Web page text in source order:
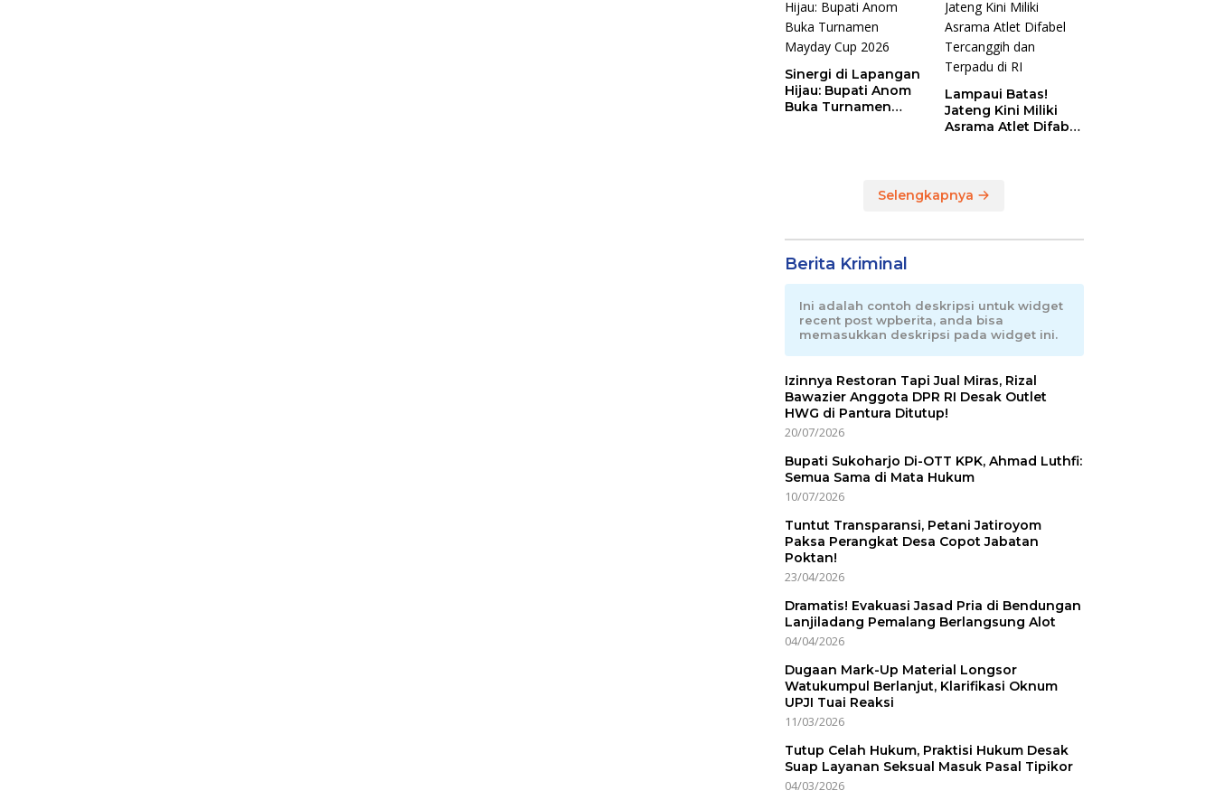
Sinergi di Lapangan
Hijau: Bupati Anom
Buka Turnamen
Lampaui Batas!
Jateng Kini Miliki
Asrama Atlet Difabel
Selengkapnya
Berita Kriminal
Ini adalah contoh deskripsi untuk widget
recent post wpberita, anda bisa
memasukkan deskripsi pada widget ini.
Izinnya Restoran Tapi Jual Miras, Rizal
Bawazier Anggota DPR RI Desak Outlet
HWG di Pantura Ditutup!
20/07/2026
Bupati Sukoharjo Di-OTT KPK, Ahmad Luthfi:
Semua Sama di Mata Hukum
10/07/2026
Tuntut Transparansi, Petani Jatiroyom
Paksa Perangkat Desa Copot Jabatan
Poktan!
23/04/2026
Dramatis! Evakuasi Jasad Pria di Bendungan
Lanjiladang Pemalang Berlangsung Alot
04/04/2026
Dugaan Mark-Up Material Longsor
Watukumpul Berlanjut, Klarifikasi Oknum
UPJI Tuai Reaksi
11/03/2026
Tutup Celah Hukum, Praktisi Hukum Desak
Suap Layanan Seksual Masuk Pasal Tipikor
04/03/2026